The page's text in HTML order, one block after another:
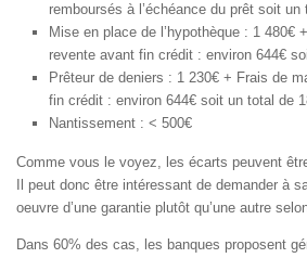
remboursés à l’échéance du prêt soit un
Mise en place de l’hypothèque : 1 480€
revente avant fin crédit : environ 644€
Prêteur de deniers : 1 230€ + Frais de
fin crédit : environ 644€ soit un total de
Nantissement : < 500€
Comme vous le voyez, les écarts peuvent
Il peut donc être intéressant de demander à
oeuvre d’une garantie plutôt qu’une autre
Dans 60% des cas, les banques proposent